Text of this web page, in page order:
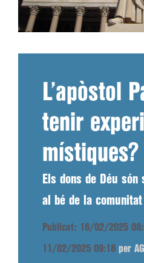
L’apòstol
tenir
místiques?
Els dons de Déu
al bé de la comunitat
Publicat: 16/02/2025
11/02/2025 09:18 per